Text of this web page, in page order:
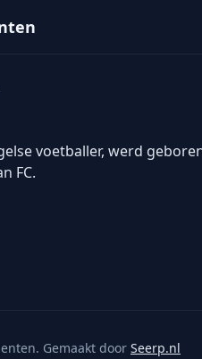
voetballer, werd
FC.
Gemaakt door Seerp.nl